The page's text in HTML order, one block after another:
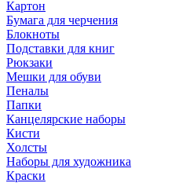
Картон
Бумага для черчения
Блокноты
Подставки для книг
Рюкзаки
Мешки для обуви
Пеналы
Папки
Канцелярские наборы
Кисти
Холсты
Наборы для художника
Краски